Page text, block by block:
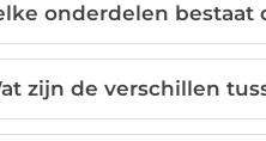
onderdelen bestaat
zijn de verschillen